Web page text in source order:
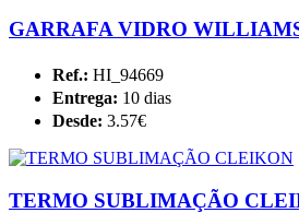
GARRAFA VIDRO
Ref.: HI_94669
Entrega: 10 dias
Desde: 3.57€
TERMO SUBLIMAÇÃO